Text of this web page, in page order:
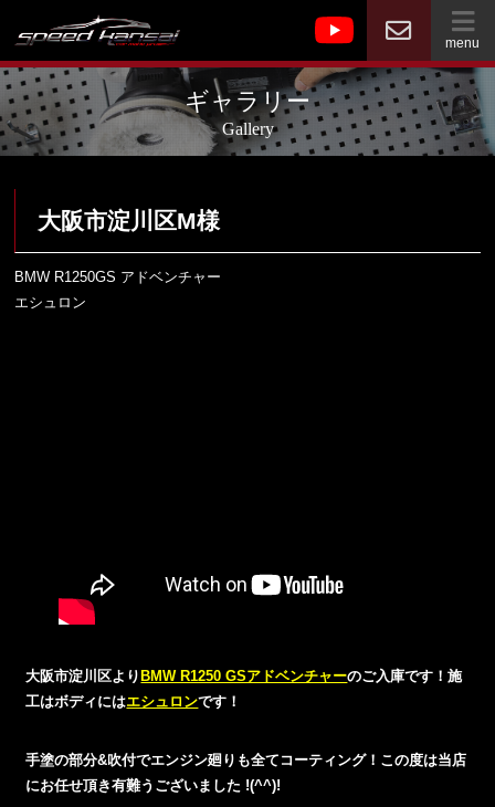
menu
ギャラリー
Gallery
大阪市淀川区M様
BMW R1250GS アドベンチャー
エシュロン
大阪市淀川区より BMW R1250 GSアドベンチャーのご入庫です！施
工はボディにはエシュロンです！
手塗の部分&吹付でエンジン廻りも全てコーティング！この度は当店
にお任せ頂き有難うございました !(^^)!